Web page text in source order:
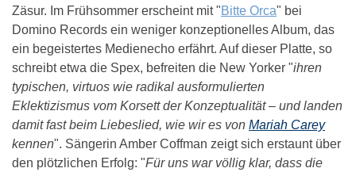
Zäsur. Im Frühsommer erscheint mit "Bitte Orca" bei
Domino Records ein weniger konzeptionelles Album, das
ein begeistertes Medienecho erfährt. Auf dieser Platte, so
schreibt etwa die Spex, befreiten die New Yorker "ihren
typischen, virtuos wie radikal ausformulierten
Eklektizismus vom Korsett der Konzeptualität – und landen
damit fast beim Liebeslied, wie wir es von Mariah Carey
kennen". Sängerin Amber Coffman zeigt sich erstaunt über
den plötzlichen Erfolg: "Für uns war völlig klar, dass die